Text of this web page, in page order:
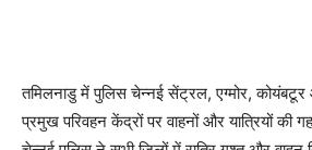
तमिलनाडु में पुलिस चेन्नई सेंट्रल, एग्मोर,
प्रमुख परिवहन केंद्रों पर वाहनों और यात्रियों की